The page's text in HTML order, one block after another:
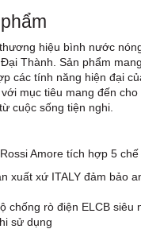
hiệu bình nước
Thành. Sản phẩm
các tính năng hiện đại
mục tiêu mang đến
cuộc sống tiện nghi.
Amore tích hợp 5
xuất xứ ITALY đảm bảo
chống rò điện ELCB siêu
sử dụng